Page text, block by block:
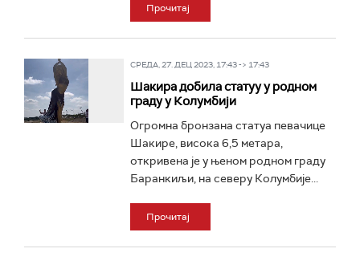
Прочитај
СРЕДА, 27. ДЕЦ 2023, 17:43 -> 17:43
Шакира добила статуу у родном
граду у Колумбији
Огромна бронзана статуа певачице
Шакире, висока 6,5 метара,
откривена је у њеном родном граду
Баранкиљи, на северу Колумбије...
Прочитај